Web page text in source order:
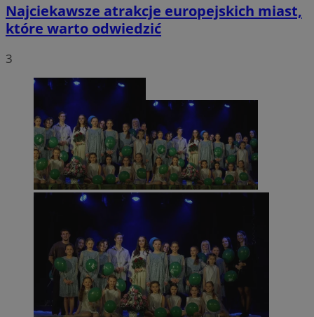
Najciekawsze atrakcje europejskich miast,
które warto odwiedzić
3